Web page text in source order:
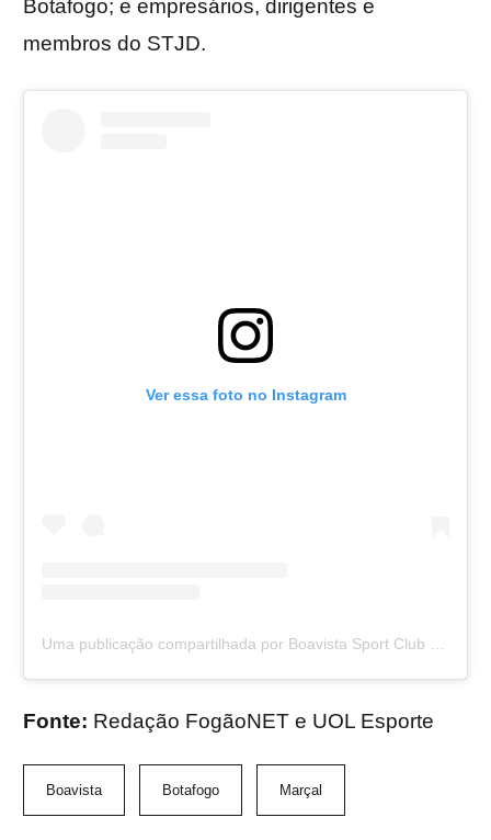
Botafogo; e empresários, dirigentes e
membros do STJD.
Ver essa foto no Instagram
Uma publicação compartilhada por Boavista Sport Club (@boavistasc)
Fonte: Redação FogãoNET e UOL Esporte
Boavista Botafogo Marçal